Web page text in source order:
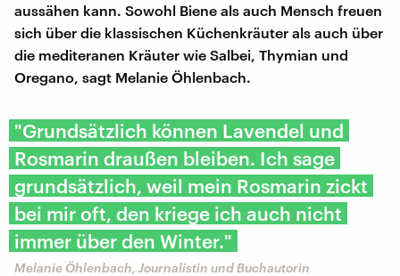
aussähen kann. Sowohl Biene als auch Mensch freuen
sich über die klassischen Küchenkräuter als auch über
die mediteranen Kräuter wie Salbei, Thymian und
Oregano, sagt Melanie Öhlenbach.
"Grundsätzlich können Lavendel und
Rosmarin draußen bleiben. Ich sage
grundsätzlich, weil mein Rosmarin zickt
bei mir oft, den kriege ich auch nicht
immer über den Winter."
Melanie Öhlenbach, Journalistin und Buchautorin